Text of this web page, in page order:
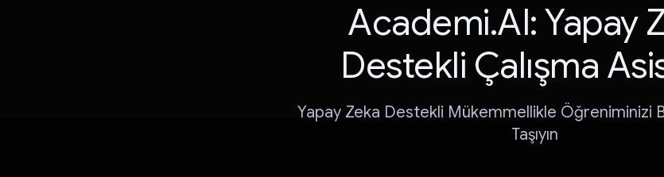
Academi.AI: Yapay
Destekli Çalışma
Yapay Zeka Destekli Mükemmellikle Öğreniminizi
Taşıyın